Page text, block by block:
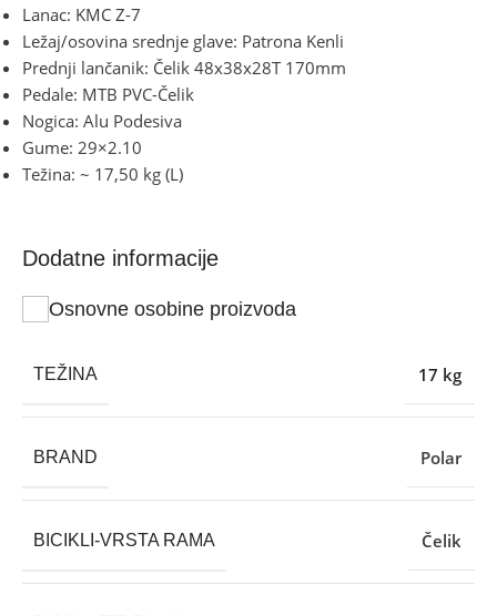
Lanac: KMC Z-7
Ležaj/osovina srednje glave: Patrona Kenli
Prednji lančanik: Čelik 48x38x28T 170mm
Pedale: MTB PVC-Čelik
Nogica: Alu Podesiva
Gume: 29×2.10
Težina: ~ 17,50 kg (L)
Dodatne informacije
Osnovne osobine proizvoda
TEŽINA 17 kg
BRAND Polar
BICIKLI-VRSTA RAMA Čelik